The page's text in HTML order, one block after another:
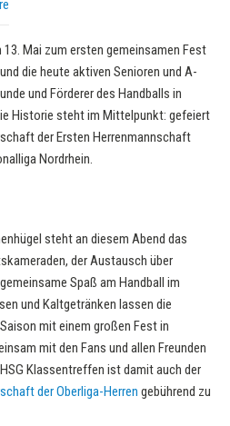
13. Mai zum ersten gemeinsamen Fest
die heute aktiven Senioren und A-
und Förderer des Handballs in
Historie steht im Mittelpunkt: gefeiert
der Ersten Herrenmannschaft
Nordrhein.
steht an diesem Abend das
der Austausch über
Spaß am Handball im
und Kaltgetränken lassen die
mit einem großen Fest in
mit den Fans und allen Freunden
Klassentreffen ist damit auch der
der Oberliga-Herren gebührend zu